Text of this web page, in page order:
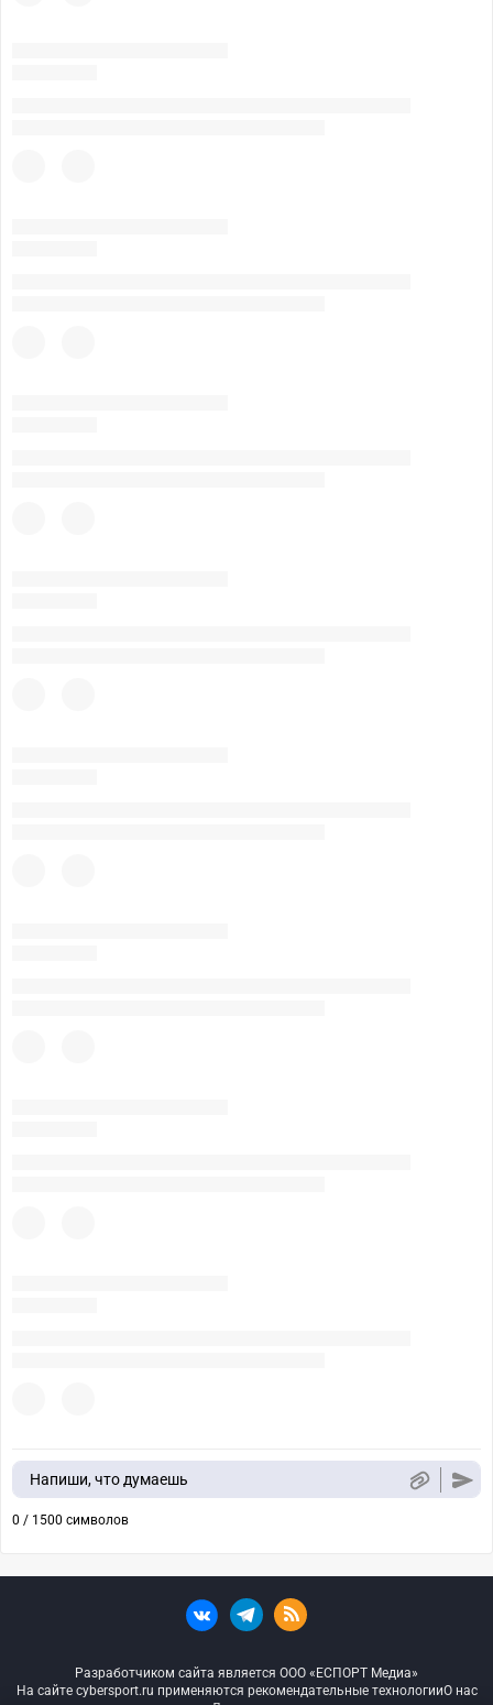
Напиши, что думаешь
0 / 1500 символов
Разработчиком сайта является ООО «ЕСПОРТ Медиа»
На сайте cybersport.ru применяются рекомендательные технологииО нас